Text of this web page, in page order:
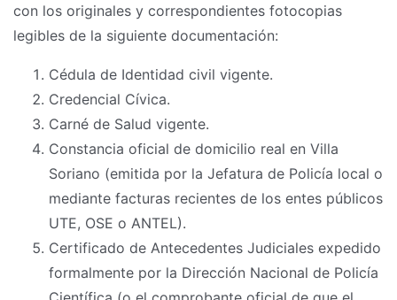
con los originales y correspondientes fotocopias
legibles de la siguiente documentación:
Cédula de Identidad civil vigente.
Credencial Cívica.
Carné de Salud vigente.
Constancia oficial de domicilio real en Villa
Soriano (emitida por la Jefatura de Policía local o
mediante facturas recientes de los entes públicos
UTE, OSE o ANTEL).
Certificado de Antecedentes Judiciales expedido
formalmente por la Dirección Nacional de Policía